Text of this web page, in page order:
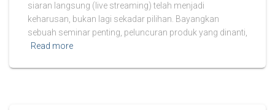
siaran langsung (live streaming) telah menjadi
keharusan, bukan lagi sekadar pilihan. Bayangkan
sebuah seminar penting, peluncuran produk yang dinanti,
Read more